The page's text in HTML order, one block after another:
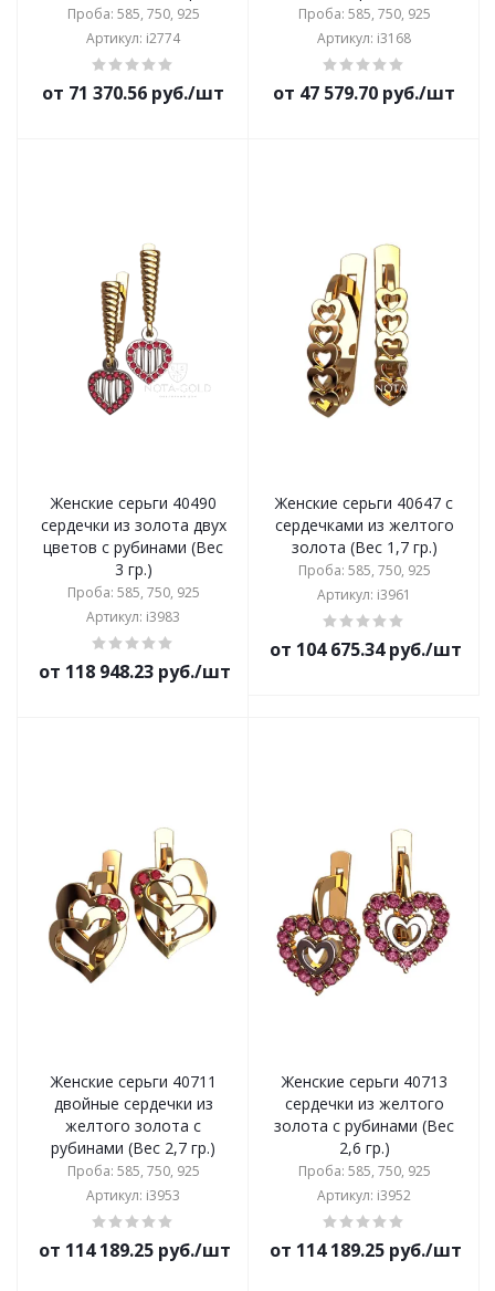
Проба: 585, 750, 925
Артикул: i2774
от 71 370.56 руб./шт
Проба: 585, 750, 925
Артикул: i3168
от 47 579.70 руб./шт
Женские серьги 40490
сердечки из золота двух
цветов с рубинами (Вес
3 гр.)
Проба: 585, 750, 925
Артикул: i3983
от 118 948.23 руб./шт
Женские серьги 40647 с
сердечками из желтого
золота (Вес 1,7 гр.)
Проба: 585, 750, 925
Артикул: i3961
от 104 675.34 руб./шт
Женские серьги 40711
двойные сердечки из
желтого золота с
рубинами (Вес 2,7 гр.)
Проба: 585, 750, 925
Артикул: i3953
от 114 189.25 руб./шт
Женские серьги 40713
сердечки из желтого
золота с рубинами (Вес
2,6 гр.)
Проба: 585, 750, 925
Артикул: i3952
от 114 189.25 руб./шт